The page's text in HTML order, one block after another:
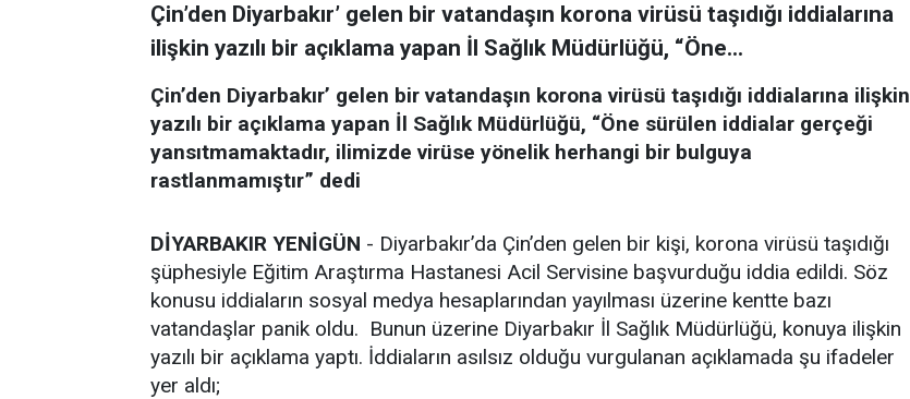
Çin’den Diyarbakır’ gelen bir vatandaşın korona virüsü taşıdığı iddialarına
ilişkin yazılı bir açıklama yapan İl Sağlık Müdürlüğü, “Öne...
Çin’den Diyarbakır’ gelen bir vatandaşın korona virüsü taşıdığı iddialarına ilişkin
yazılı bir açıklama yapan İl Sağlık Müdürlüğü, “Öne sürülen iddialar gerçeği
yansıtmamaktadır, ilimizde virüse yönelik herhangi bir bulguya
rastlanmamıştır” dedi
DİYARBAKIR YENİGÜN - Diyarbakır’da Çin’den gelen bir kişi, korona virüsü taşıdığı
şüphesiyle Eğitim Araştırma Hastanesi Acil Servisine başvurduğu iddia edildi. Söz
konusu iddiaların sosyal medya hesaplarından yayılması üzerine kentte bazı
vatandaşlar panik oldu. Bunun üzerine Diyarbakır İl Sağlık Müdürlüğü, konuya ilişkin
yazılı bir açıklama yaptı. İddiaların asılsız olduğu vurgulanan açıklamada şu ifadeler
yer aldı;